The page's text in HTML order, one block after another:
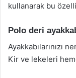
kullanarak bu
Polo deri
Ayakkabılarınızı
Kir ve lekeleri